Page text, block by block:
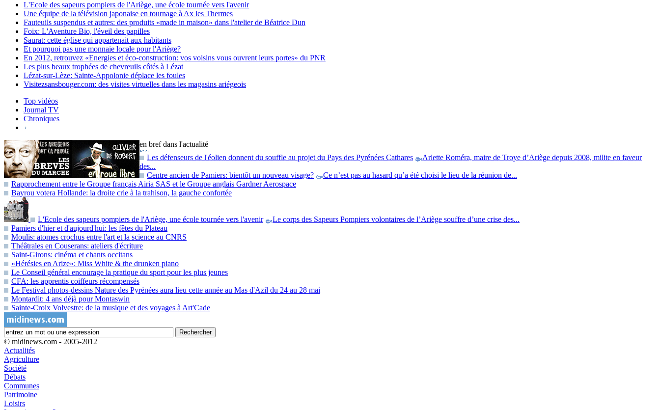
L'Ecole des sapeurs pompiers de l'Ariège, une école tournée vers l'avenir
Une équipe de la télévision japonaise en tournage à Ax les Thermes
Fauteuils suspendus et autres: des produits «made in maison» dans l'atelier de Béatrice Dun
Foix: L'Aventure Bio, l'éveil des papilles
Saurat: cette église qui appartenait aux habitants
Et pourquoi pas une monnaie locale pour l'Ariège?
En 2012, retrouvez «Energies et éco-construction: vos voisins vous ouvrent leurs portes» du PNR
Les plus beaux trophées de chevreuils côtés à Lézat
Lézat-sur-Lèze: Sainte-Appolonie déplace les foules
Visitezsansbouger.com: des visites virtuelles dans les magasins ariégeois
Top vidéos
Journal TV
Chroniques
en bref dans l'actualité
Les défenseurs de l'éolien donnent du souffle au projet du Pays des Pyrénées Cathares
Arlette Roméra, maire de Troye d’Ariège depuis 2008, milite en faveur
des...
Centre ancien de Pamiers: bientôt un nouveau visage?
Ce n’est pas au hasard qu’a été choisi le lieu de la réunion de...
Rapprochement entre le Groupe français Airia SAS et le Groupe anglais Gardner Aerospace
Bayrou votera Hollande: la droite crie à la trahison, la gauche confortée
L'Ecole des sapeurs pompiers de l'Ariège, une école tournée vers l'avenir
Le corps des Sapeurs Pompiers volontaires de l’Ariège souffre d’une crise des...
Pamiers d'hier et d'aujourd'hui: les fêtes du Plateau
Moulis: atomes crochus entre l'art et la science au CNRS
Théâtrales en Couserans: ateliers d'écriture
Saint-Girons: cinéma et chants occitans
«Hérésies en Arize»: Miss White & the drunken piano
Le Conseil général encourage la pratique du sport pour les plus jeunes
CFA: les apprentis coiffeurs récompensés
Le Festival photos-dessins Nature des Pyrénées aura lieu cette année au Mas d'Azil du 24 au 28 mai
Montardit: 4 ans déjà pour Montaswin
Sainte-Croix Volvestre: de la musique et des voyages à Art'Cade
© midinews.com - 2005-2012
Actualités
Agriculture
Société
Débats
Communes
Patrimoine
Loisirs